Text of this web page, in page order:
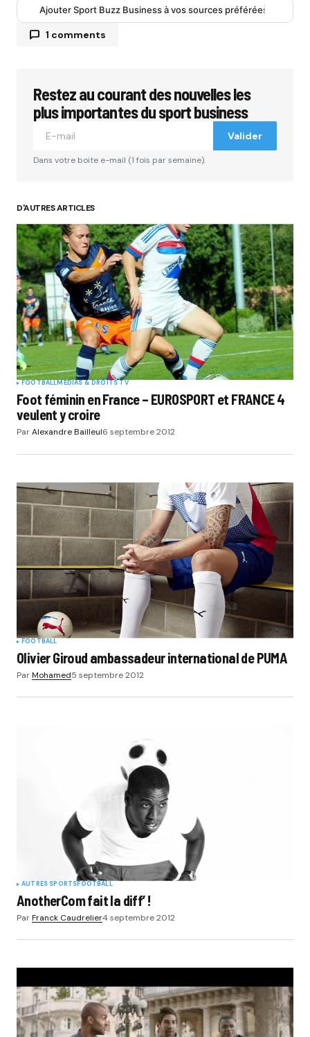
Ajouter Sport Buzz Business à vos sources préférées
1 comments
Votre adresse e-mail ne sera pas publiée.Les
champs obligatoires sont indiqués avec*
Your Name*
Your E-mail*
Submit Comment
Restez au courant des nouvelles les
plus importantes du sport business
Valider
Dans votre boite e-mail (1 fois par semaine).
D'AUTRES ARTICLES
FOOTBALLMÉDIAS & DROITS TV
Foot féminin en France – EUROSPORT et FRANCE 4
veulent y croire
ParAlexandre Bailleul6 septembre 2012
FOOTBALL
Olivier Giroud ambassadeur international de PUMA
ParMohamed5 septembre 2012
AUTRES SPORTSFOOTBALL
AnotherCom fait la diff’ !
ParFranck Caudrelier4 septembre 2012